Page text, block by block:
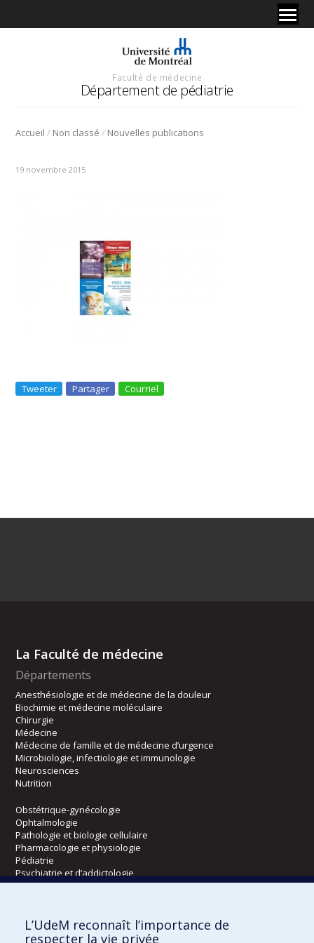
Faculté de médecine
Département de pédiatrie
Accueil / Non classé / Nouvelles publications
19 novembre 2015
Tweeter Partager Courriel
La Faculté de médecine
Départements
Anesthésiologie et de médecine de la douleur
Biochimie et médecine moléculaire
Chirurgie
Médecine
Médecine de famille et de médecine d’urgence
Microbiologie, infectiologie et immunologie
Neurosciences
Nutrition
Obstétrique-gynécologie
Ophtalmologie
Pathologie et biologie cellulaire
Pharmacologie et physiologie
Pédiatrie
Psychiatrie et d’addictologie
Radiologie, radio-oncologie et médecine nucléaire
Écoles
L’UdeM reconnaît l’importance de
respecter la vie privée